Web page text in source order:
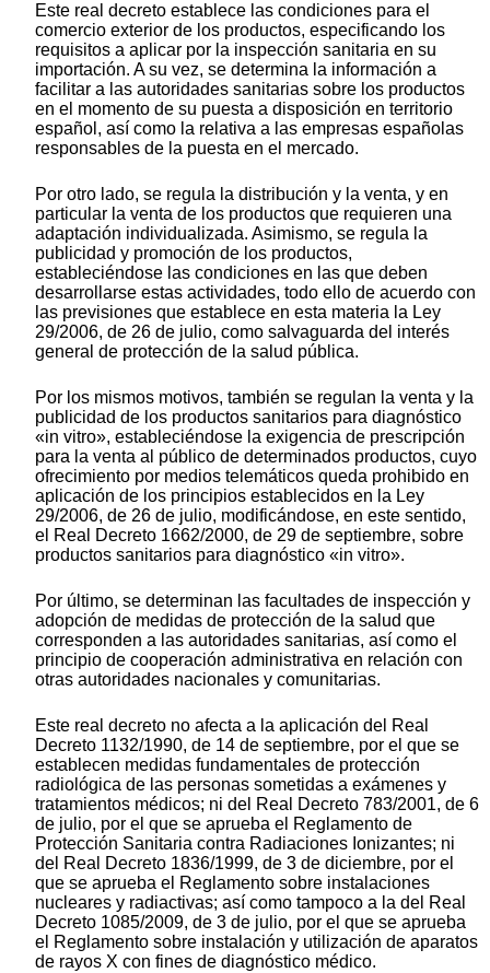
Este real decreto establece las condiciones para el
comercio exterior de los productos, especificando los
requisitos a aplicar por la inspección sanitaria en su
importación. A su vez, se determina la información a
facilitar a las autoridades sanitarias sobre los productos
en el momento de su puesta a disposición en territorio
español, así como la relativa a las empresas españolas
responsables de la puesta en el mercado.
Por otro lado, se regula la distribución y la venta, y en
particular la venta de los productos que requieren una
adaptación individualizada. Asimismo, se regula la
publicidad y promoción de los productos,
estableciéndose las condiciones en las que deben
desarrollarse estas actividades, todo ello de acuerdo con
las previsiones que establece en esta materia la Ley
29/2006, de 26 de julio, como salvaguarda del interés
general de protección de la salud pública.
Por los mismos motivos, también se regulan la venta y la
publicidad de los productos sanitarios para diagnóstico
«in vitro», estableciéndose la exigencia de prescripción
para la venta al público de determinados productos, cuyo
ofrecimiento por medios telemáticos queda prohibido en
aplicación de los principios establecidos en la Ley
29/2006, de 26 de julio, modificándose, en este sentido,
el Real Decreto 1662/2000, de 29 de septiembre, sobre
productos sanitarios para diagnóstico «in vitro».
Por último, se determinan las facultades de inspección y
adopción de medidas de protección de la salud que
corresponden a las autoridades sanitarias, así como el
principio de cooperación administrativa en relación con
otras autoridades nacionales y comunitarias.
Este real decreto no afecta a la aplicación del Real
Decreto 1132/1990, de 14 de septiembre, por el que se
establecen medidas fundamentales de protección
radiológica de las personas sometidas a exámenes y
tratamientos médicos; ni del Real Decreto 783/2001, de 6
de julio, por el que se aprueba el Reglamento de
Protección Sanitaria contra Radiaciones Ionizantes; ni
del Real Decreto 1836/1999, de 3 de diciembre, por el
que se aprueba el Reglamento sobre instalaciones
nucleares y radiactivas; así como tampoco a la del Real
Decreto 1085/2009, de 3 de julio, por el que se aprueba
el Reglamento sobre instalación y utilización de aparatos
de rayos X con fines de diagnóstico médico.